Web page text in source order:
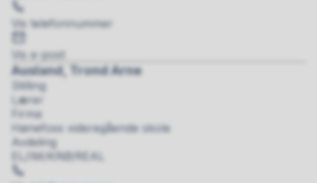
Vis telefonnummer
post
Vis e-post
Ausland, Trond Arne
Stilling
Lærer
Firma
Hønefoss videregående skole
Avdeling
EL/IM/KRØ/REAL